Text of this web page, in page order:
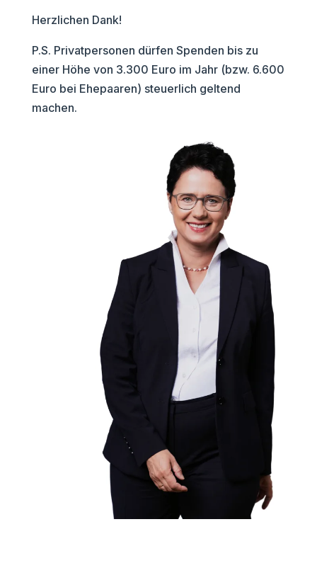
Herzlichen Dank!
P.S. Privatpersonen dürfen Spenden bis zu
einer Höhe von 3.300 Euro im Jahr (bzw. 6.600
Euro bei Ehepaaren) steuerlich geltend
machen.